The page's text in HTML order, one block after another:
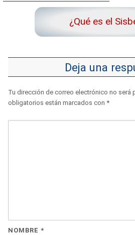
¿Qué es el
Deja una
Tu dirección de correo electrónico no será
obligatorios están marcados con *
NOMBRE *